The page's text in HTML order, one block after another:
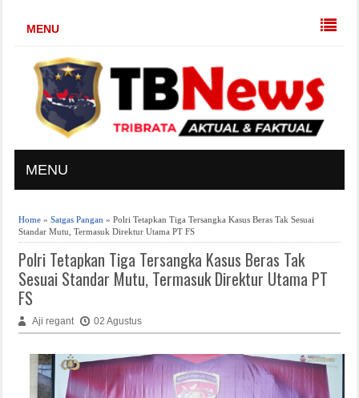
MENU
MENU
Home» Satgas Pangan » Polri Tetapkan Tiga Tersangka Kasus Beras Tak Sesuai
Standar Mutu, Termasuk Direktur Utama PT FS
Polri Tetapkan Tiga Tersangka Kasus Beras Tak
Sesuai Standar Mutu, Termasuk Direktur Utama PT
FS
Aji regant 02 Agustus